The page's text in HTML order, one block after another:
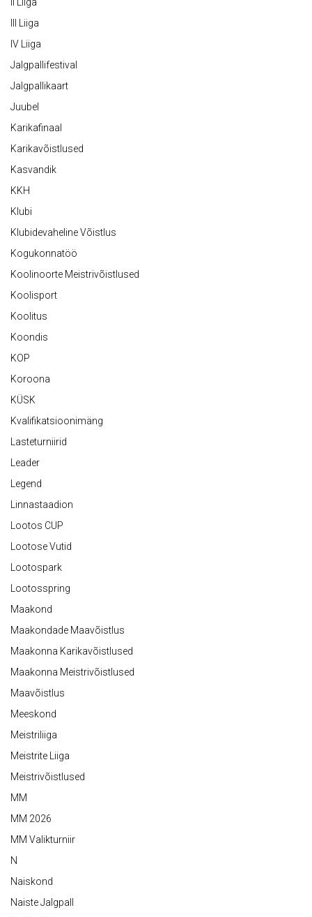
III Liiga
IV Liiga
Jalgpallifestival
Jalgpallikaart
Juubel
Karikafinaal
Karikavõistlused
Kasvandik
KKH
Klubi
Klubidevaheline Võistlus
Kogukonnatöö
Koolinoorte Meistrivõistlused
Koolisport
Koolitus
Koondis
KOP
Koroona
KÜSK
Kvalifikatsioonimäng
Lasteturniirid
Leader
Legend
Linnastaadion
Lootos CUP
Lootose Vutid
Lootospark
Lootosspring
Maakond
Maakondade Maavõistlus
Maakonna Karikavõistlused
Maakonna Meistrivõistlused
Maavõistlus
Meeskond
Meistriliiga
Meistrite Liiga
Meistrivõistlused
MM
MM 2026
MM Valikturniir
N
Naiskond
Naiste Jalgpall